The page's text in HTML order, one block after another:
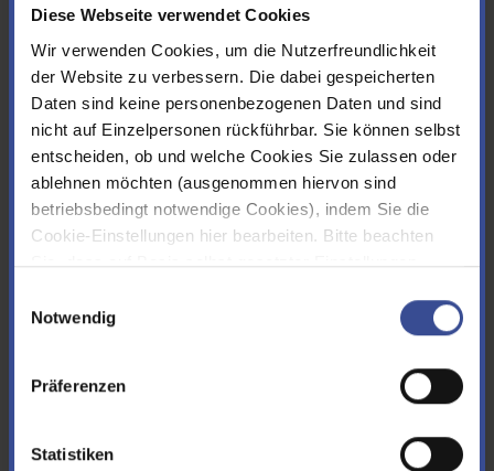
Diese Webseite verwendet Cookies
Wir verwenden Cookies, um die Nutzerfreundlichkeit
der Website zu verbessern. Die dabei gespeicherten
Daten sind keine personenbezogenen Daten und sind
nicht auf Einzelpersonen rückführbar. Sie können selbst
entscheiden, ob und welche Cookies Sie zulassen oder
ablehnen möchten (ausgenommen hiervon sind
betriebsbedingt notwendige Cookies), indem Sie die
Cookie-Einstellungen hier bearbeiten. Bitte beachten
Sie, dass auf Basis selbst gesetzter Einstellungen
Verfügung stehen. Sie können Ihre Cookie-
Einstellungen jederzeit ändern, den Link finden Sie im
Notwendig
Präferenzen
Statistiken
oder beteiligen uns an ihnen.
zu den Projekten